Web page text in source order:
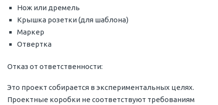
Нож или дремель
Крышка розетки (для шаблона)
Маркер
Отвертка
Отказ от ответственности:
Это проект собирается в экспериментальных целях.
Проектные коробки не соответствуют требованиям